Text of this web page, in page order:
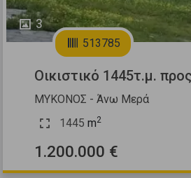
3
513785
Οικιστικό 1445τ.μ.
ΜΥΚΟΝΟΣ - Άνω Μερά
1445 m2
1.200.000 €